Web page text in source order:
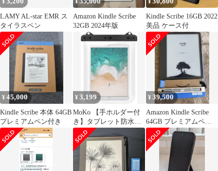
¥
LAMY AL-star EMR ス
タイラスペン
¥
Amazon Kindle Scribe
32GB 2024年版
¥
Kindle Scribe 16GB 2022
美品 ケース付
¥45,000
Kindle Scribe 本体 64GB
プレミアムペン付き
¥3,199
MoKo 【手ホルダー付
き】タブレット防水ケ
ース 12インチ以下タブ
レット用 多重ロック
IPX8 首掛けストラップ
付き プール 水泳 砂浜
海辺 iPad 第11世代
¥39,500
Amazon Kindle Scribe
64GB プレミアムペン
付